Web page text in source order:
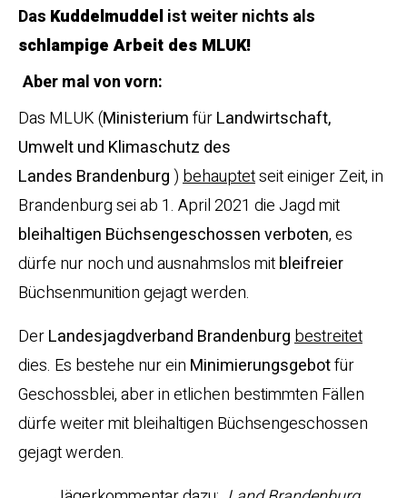
Das Kuddelmuddelist weiter nichts als
schlampige Arbeit des MLUK!
Aber mal von vorn:
Das MLUK (MinisteriumfürLandwirtschaft,
Umwelt und Klimaschutz des
Landes Brandenburg)behauptetseit einiger Zeit, in
Brandenburg sei ab 1. April 2021 die Jagd mit
bleihaltigen Büchsengeschossen verboten, es
dürfe nur noch und ausnahmslos mitbleifreier
Büchsenmunition gejagt werden.
DerLandesjagdverband Brandenburgbestreitet
dies. Es bestehe nur ein Minimierungsgebotfür
Geschossblei, aber in etlichen bestimmten Fällen
dürfe weiter mit bleihaltigen Büchsengeschossen
gejagt werden.